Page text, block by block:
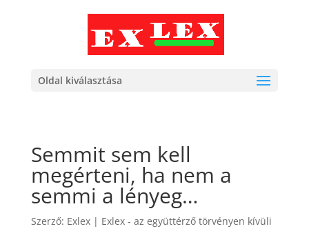
Oldal kiválasztása
Semmit sem kell
megérteni, ha nem a
semmi a lényeg…
Szerző: Exlex| Exlex - az együttérző törvényen kívüli